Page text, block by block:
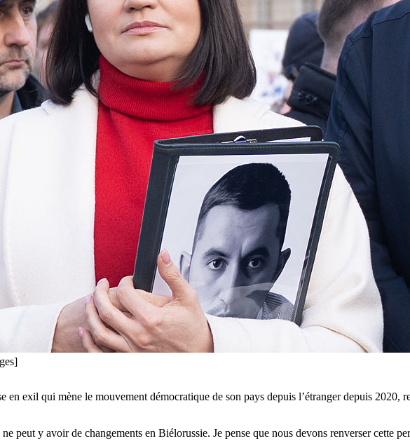
exil qui mène le mouvement démocratique de son pays depuis l’étranger depuis 2020,
peut y avoir de changements en Biélorussie. Je pense que nous devons renverser cette